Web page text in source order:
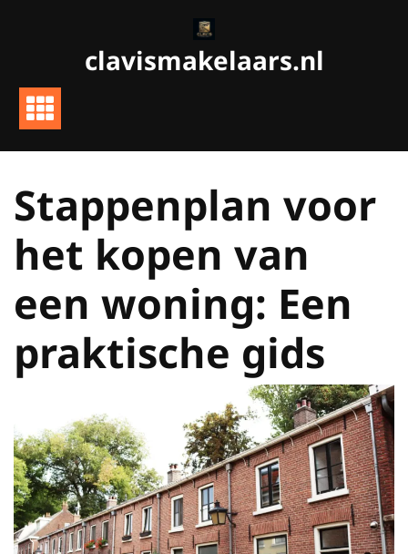
clavismakelaars.nl
Stappenplan voor
het kopen van
een woning: Een
praktische gids